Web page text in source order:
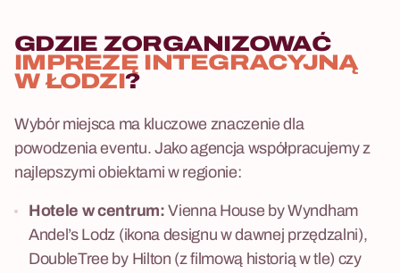
GDZIE ZORGANIZOWAĆ
IMPREZĘ INTEGRACYJNĄ
W ŁODZI?
Wybór miejsca ma kluczowe znaczenie dla
powodzenia eventu. Jako agencja współpracujemy z
najlepszymi obiektami w regionie:
Hotele w centrum: Vienna House by Wyndham
Andel’s Lodz (ikona designu w dawnej przędzalni),
DoubleTree by Hilton (z filmową historią w tle) czy